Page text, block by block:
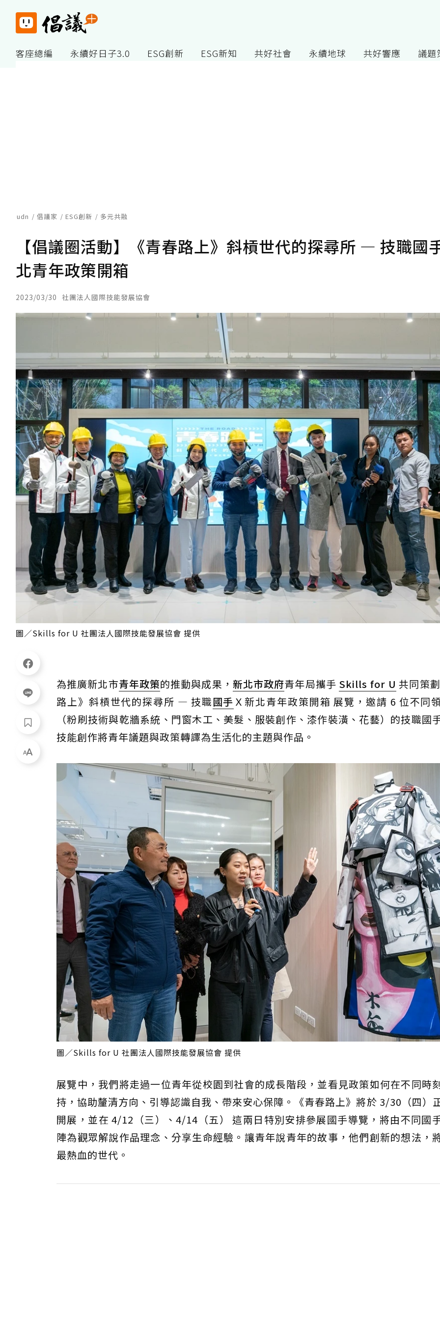
客座總編 永續好日子3.0 ESG創新 ESG新知 共好社會 永續地球 共好響應 議題
udn 倡議家 ESG創新 多元共融
【倡議圈活動】《青春路上》斜槓世代的探尋所 — 技職國
北青年政策開箱
2023/03/30 社團法人國際技能發展協會
圖／Skills for U 社團法人國際技能發展協會 提供
為推廣新北市青年政策的推動與成果， 新北市政府青年局攜手 Skills for U 共同策
路上》斜槓世代的探尋所 — 技職國手 Ｘ新北青年政策開箱 展覽，邀請 6 位不同
（粉刷技術與乾牆系統、門窗木工、美髮、服裝創作、漆作裝潢、花藝）的技職國
技能創作將青年議題與政策轉譯為生活化的主題與作品。
圖／Skills for U 社團法人國際技能發展協會 提供
展覽中，我們將走過一位青年從校園到社會的成長階段，並看見政策如何在不同時
持，協助釐清方向、引導認識自我、帶來安心保障。《青春路上》將於 3/30（四）
開展，並在 4/12（三）、4/14（五） 這兩日特別安排參展國手導覽，將由不同國
陣為觀眾解說作品理念、分享生命經驗。讓青年說青年的故事，他們創新的想法，
最熱血的世代。